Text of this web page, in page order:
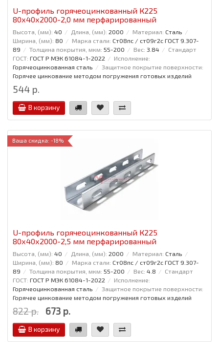
U-профиль горячеоцинкованный К225
80x40x2000-2,0 мм перфарированный
Высота, (мм): 40 Длина, (мм): 2000 Материал: Сталь
Ширина, (мм): 80 Марка стали: Ст08пс / ст09г2с ГОСТ 9.307-
89
Толщина покрытия, мкм: 55-200 Вес: 3.84
Стандарт
ГОСТ: ГОСТ Р МЭК 61084-1-2022
Исполнение:
Горячеоцинкованная сталь
Защитное покрытие поверхности:
Горячее цинкование методом погружения готовых изделий
544 р.
В корзину
Ваша скидка: -18%
U-профиль горячеоцинкованный К225
80x40x2000-2,5 мм перфарированный
Высота, (мм): 40 Длина, (мм): 2000 Материал: Сталь
Ширина, (мм): 80 Марка стали: Ст08пс / ст09г2с ГОСТ 9.307-
89
Толщина покрытия, мкм: 55-200 Вес: 4.8
Стандарт
ГОСТ: ГОСТ Р МЭК 61084-1-2022
Исполнение:
Горячеоцинкованная сталь
Защитное покрытие поверхности:
Горячее цинкование методом погружения готовых изделий
822 р. 673 р.
В корзину